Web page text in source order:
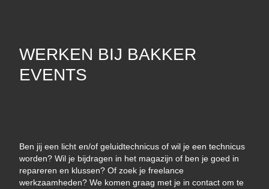
WERKEN BIJ BAKKER
EVENTS
Ben jij een licht en/of geluidtechnicus of wil je een technicus
worden? Wil je bijdragen in het magazijn of ben je goed in
repareren en klussen? Of zoek je freelance
werkzaamheden? We komen graag met je in contact om te